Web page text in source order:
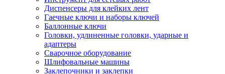
Диспенсеры для клейких лент
Гаечные ключи и наборы ключей
Баллонные ключи
Головки, удлиненные головки, ударные и
адаптеры
Сварочное оборудование
Шлифовальные машины
Заклепочники и заклепки